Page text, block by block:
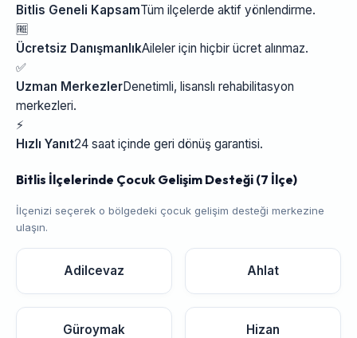
Bitlis Geneli KapsamTüm ilçelerde aktif yönlendirme.
🆓
Ücretsiz DanışmanlıkAileler için hiçbir ücret alınmaz.
✅
Uzman MerkezlerDenetimli, lisanslı rehabilitasyon
merkezleri.
⚡
Hızlı Yanıt24 saat içinde geri dönüş garantisi.
Bitlis İlçelerinde Çocuk Gelişim Desteği (7 İlçe)
İlçenizi seçerek o bölgedeki çocuk gelişim desteği merkezine
ulaşın.
Adilcevaz Ahlat
Güroymak Hizan